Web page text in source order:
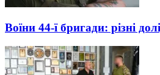
Воїни 44-ї бригади: різні